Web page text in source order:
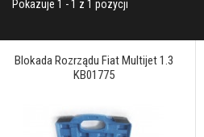
Pokazuje 1 - 1 z 1 pozycji
Blokada Rozrządu Fiat Multijet 1.3
KB01775